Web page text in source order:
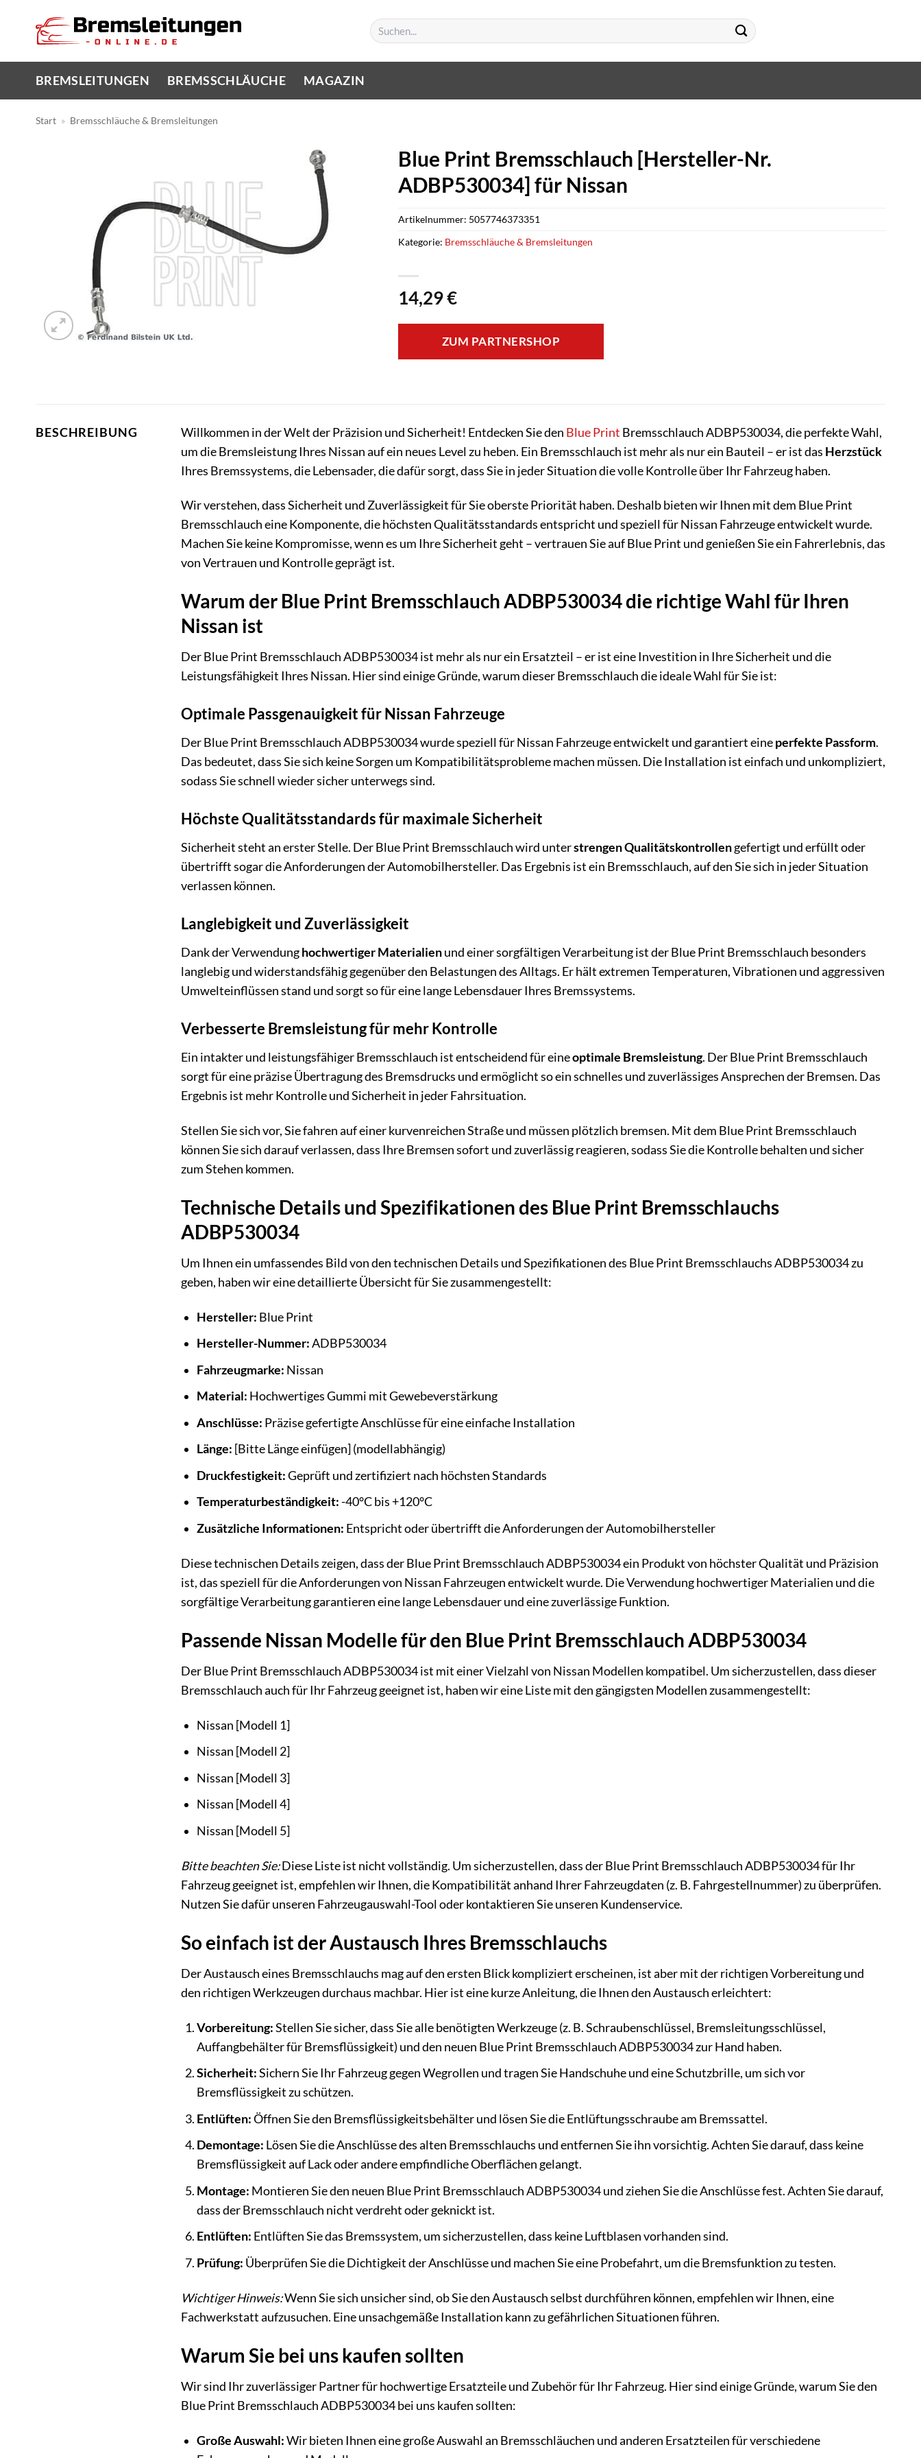
springen
Suchen
nach:
BREMSLEITUNGEN BREMSSCHLÄUCHE MAGAZIN
Start » Bremsschläuche & Bremsleitungen
Blue Print Bremsschlauch [Hersteller-Nr.
ADBP530034] für Nissan
14,29€
ZUM PARTNERSHOP
Artikelnummer: 5057746373351
Kategorie: Bremsschläuche & Bremsleitungen
BESCHREIBUNG Willkommen in der Welt der Präzision und Sicherheit! Entdecken Sie den Blue Print Bremsschlauch ADBP530034, die perfekte Wahl,
um die Bremsleistung Ihres Nissan auf ein neues Level zu heben. Ein Bremsschlauch ist mehr als nur ein Bauteil – er ist das Herzstück
Ihres Bremssystems, die Lebensader, die dafür sorgt, dass Sie in jeder Situation die volle Kontrolle über Ihr Fahrzeug haben.
Wir verstehen, dass Sicherheit und Zuverlässigkeit für Sie oberste Priorität haben. Deshalb bieten wir Ihnen mit dem Blue Print
Bremsschlauch eine Komponente, die höchsten Qualitätsstandards entspricht und speziell für Nissan Fahrzeuge entwickelt wurde.
Machen Sie keine Kompromisse, wenn es um Ihre Sicherheit geht – vertrauen Sie auf Blue Print und genießen Sie ein Fahrerlebnis, das
von Vertrauen und Kontrolle geprägt ist.
Warum der Blue Print Bremsschlauch ADBP530034 die richtige Wahl für Ihren
Nissan ist
Der Blue Print Bremsschlauch ADBP530034 ist mehr als nur ein Ersatzteil – er ist eine Investition in Ihre Sicherheit und die
Leistungsfähigkeit Ihres Nissan. Hier sind einige Gründe, warum dieser Bremsschlauch die ideale Wahl für Sie ist:
Optimale Passgenauigkeit für Nissan Fahrzeuge
Der Blue Print Bremsschlauch ADBP530034 wurde speziell für Nissan Fahrzeuge entwickelt und garantiert eineperfekte Passform.
Das bedeutet, dass Sie sich keine Sorgen um Kompatibilitätsprobleme machen müssen. Die Installation ist einfach und unkompliziert,
sodass Sie schnell wieder sicher unterwegs sind.
Höchste Qualitätsstandards für maximale Sicherheit
Sicherheit steht an erster Stelle. Der Blue Print Bremsschlauch wird unterstrengen Qualitätskontrollengefertigt und erfüllt oder
übertrifft sogar die Anforderungen der Automobilhersteller. Das Ergebnis ist ein Bremsschlauch, auf den Sie sich in jeder Situation
verlassen können.
Langlebigkeit und Zuverlässigkeit
Dank der Verwendunghochwertiger Materialienund einer sorgfältigen Verarbeitung ist der Blue Print Bremsschlauch besonders
langlebig und widerstandsfähig gegenüber den Belastungen des Alltags. Er hält extremen Temperaturen, Vibrationen und aggressiven
Umwelteinflüssen stand und sorgt so für eine lange Lebensdauer Ihres Bremssystems.
Verbesserte Bremsleistung für mehr Kontrolle
Ein intakter und leistungsfähiger Bremsschlauch ist entscheidend für eineoptimale Bremsleistung. Der Blue Print Bremsschlauch
sorgt für eine präzise Übertragung des Bremsdrucks und ermöglicht so ein schnelles und zuverlässiges Ansprechen der Bremsen. Das
Ergebnis ist mehr Kontrolle und Sicherheit in jeder Fahrsituation.
Stellen Sie sich vor, Sie fahren auf einer kurvenreichen Straße und müssen plötzlich bremsen. Mit dem Blue Print Bremsschlauch
können Sie sich darauf verlassen, dass Ihre Bremsen sofort und zuverlässig reagieren, sodass Sie die Kontrolle behalten und sicher
zum Stehen kommen.
Technische Details und Spezifikationen des Blue Print Bremsschlauchs
ADBP530034
Um Ihnen ein umfassendes Bild von den technischen Details und Spezifikationen des Blue Print Bremsschlauchs ADBP530034 zu
geben, haben wir eine detaillierte Übersicht für Sie zusammengestellt:
Hersteller: Blue Print
Hersteller-Nummer:ADBP530034
Fahrzeugmarke: Nissan
Material: Hochwertiges Gummi mit Gewebeverstärkung
Anschlüsse: Präzise gefertigte Anschlüsse für eine einfache Installation
Länge: [Bitte Länge einfügen] (modellabhängig)
Druckfestigkeit:Geprüft und zertifiziert nach höchsten Standards
Temperaturbeständigkeit:-40°C bis +120°C
Zusätzliche Informationen: Entspricht oder übertrifft die Anforderungen der Automobilhersteller
Diese technischen Details zeigen, dass der Blue Print Bremsschlauch ADBP530034 ein Produkt von höchster Qualität und Präzision
ist, das speziell für die Anforderungen von Nissan Fahrzeugen entwickelt wurde. Die Verwendung hochwertiger Materialien und die
sorgfältige Verarbeitung garantieren eine lange Lebensdauer und eine zuverlässige Funktion.
Passende Nissan Modelle für den Blue Print Bremsschlauch ADBP530034
Der Blue Print Bremsschlauch ADBP530034 ist mit einer Vielzahl von Nissan Modellen kompatibel. Um sicherzustellen, dass dieser
Bremsschlauch auch für Ihr Fahrzeug geeignet ist, haben wir eine Liste mit den gängigsten Modellen zusammengestellt:
Nissan [Modell 1]
Nissan [Modell 2]
Nissan [Modell 3]
Nissan [Modell 4]
Nissan [Modell 5]
Bitte beachten Sie:Diese Liste ist nicht vollständig. Um sicherzustellen, dass der Blue Print Bremsschlauch ADBP530034 für Ihr
Fahrzeug geeignet ist, empfehlen wir Ihnen, die Kompatibilität anhand Ihrer Fahrzeugdaten (z. B. Fahrgestellnummer) zu überprüfen.
Nutzen Sie dafür unseren Fahrzeugauswahl-Tool oder kontaktieren Sie unseren Kundenservice.
So einfach ist der Austausch Ihres Bremsschlauchs
Der Austausch eines Bremsschlauchs mag auf den ersten Blick kompliziert erscheinen, ist aber mit der richtigen Vorbereitung und
den richtigen Werkzeugen durchaus machbar. Hier ist eine kurze Anleitung, die Ihnen den Austausch erleichtert:
Vorbereitung:Stellen Sie sicher, dass Sie alle benötigten Werkzeuge (z. B. Schraubenschlüssel, Bremsleitungsschlüssel,
Auffangbehälter für Bremsflüssigkeit) und den neuen Blue Print Bremsschlauch ADBP530034 zur Hand haben.
Sicherheit:Sichern Sie Ihr Fahrzeug gegen Wegrollen und tragen Sie Handschuhe und eine Schutzbrille, um sich vor
Bremsflüssigkeit zu schützen.
Entlüften:Öffnen Sie den Bremsflüssigkeitsbehälter und lösen Sie die Entlüftungsschraube am Bremssattel.
Demontage: Lösen Sie die Anschlüsse des alten Bremsschlauchs und entfernen Sie ihn vorsichtig. Achten Sie darauf, dass keine
Bremsflüssigkeit auf Lack oder andere empfindliche Oberflächen gelangt.
Montage: Montieren Sie den neuen Blue Print Bremsschlauch ADBP530034 und ziehen Sie die Anschlüsse fest. Achten Sie darauf,
dass der Bremsschlauch nicht verdreht oder geknickt ist.
Entlüften: Entlüften Sie das Bremssystem, um sicherzustellen, dass keine Luftblasen vorhanden sind.
Prüfung: Überprüfen Sie die Dichtigkeit der Anschlüsse und machen Sie eine Probefahrt, um die Bremsfunktion zu testen.
Wichtiger Hinweis:Wenn Sie sich unsicher sind, ob Sie den Austausch selbst durchführen können, empfehlen wir Ihnen, eine
Fachwerkstatt aufzusuchen. Eine unsachgemäße Installation kann zu gefährlichen Situationen führen.
Warum Sie bei uns kaufen sollten
Wir sind Ihr zuverlässiger Partner für hochwertige Ersatzteile und Zubehör für Ihr Fahrzeug. Hier sind einige Gründe, warum Sie den
Blue Print Bremsschlauch ADBP530034 bei uns kaufen sollten:
Große Auswahl:Wir bieten Ihnen eine große Auswahl an Bremsschläuchen und anderen Ersatzteilen für verschiedene